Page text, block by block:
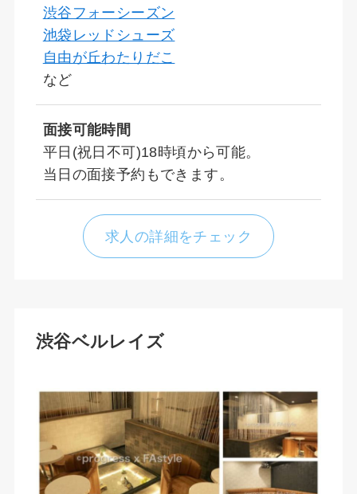
渋谷フォーシーズン
池袋レッドシューズ
自由が丘わたりだこ
など
面接可能時間
平日(祝日不可)18時頃から可能。
当日の面接予約もできます。
求人の詳細をチェック
渋谷ベルレイズ